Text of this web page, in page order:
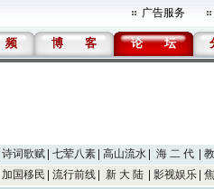
广告服务
频 博 客 论 坛
诗词歌赋 七荤八素 高山流水 海 二 代
加国移民 流行前线 新 大 陆 影视娱乐